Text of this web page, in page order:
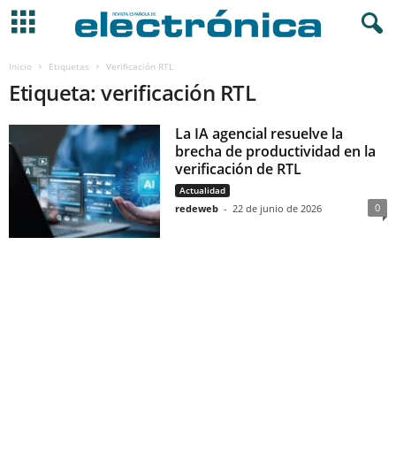
Inicio Etiquetas Verificación RTL
Etiqueta: verificación RTL
La IA agencial resuelve la
brecha de productividad en la
verificación de RTL
Actualidad
redeweb - 22 de junio de 2026 0